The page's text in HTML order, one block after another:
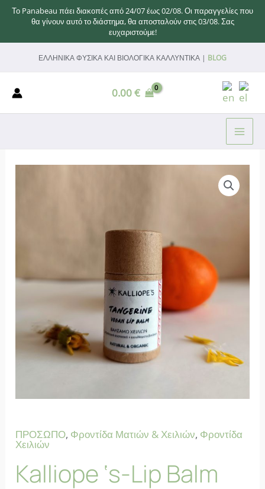
Το Panabeau πάει διακοπές από 24/07 έως 02/08. Οι παραγγελίες που
θα γίνουν αυτό το διάστημα, θα αποσταλούν στις 03/08. Σας
ευχαριστούμε!
περιεχόμενο
ΕΛΛΗΝΙΚΑ ΦΥΣΙΚΑ ΚΑΙ ΒΙΟΛΟΓΙΚΑ ΚΑΛΛΥΝΤΙΚΑ | BLOG
0.00€
ΠΡΟΣΩΠΟ, Φροντίδα Ματιών & Χειλιών, Φροντίδα
Χειλιών
Kalliope ‘s-Lip Balm